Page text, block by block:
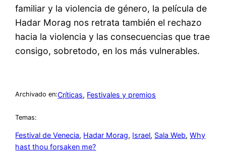
familiar y la violencia de género, la película de
Hadar Morag nos retrata también el rechazo
hacia la violencia y las consecuencias que trae
consigo, sobretodo, en los más vulnerables.
Archivado en:Críticas, Festivales y premios
Temas:
Festival de Venecia, Hadar Morag, Israel, Sala Web, Why
hast thou forsaken me?